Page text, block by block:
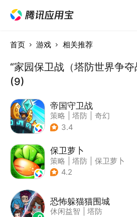
首页 游戏 相关推荐
“家园保卫战（塔防世界争
(9)
帝国守卫战
策略 塔防
奇幻
| 卡通
3.4
保卫萝卜
策略 塔防
保卫萝卜
| 卡通
4.2
恐怖躲猫猫围城
休闲益智 塔防